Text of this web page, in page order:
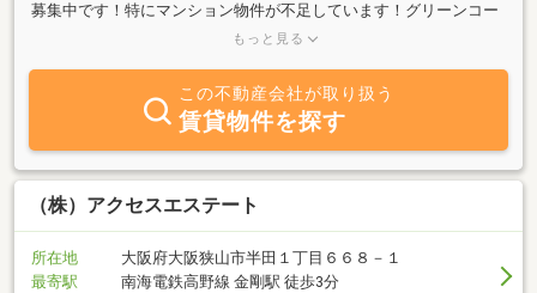
募集中です！特にマンション物件が不足しています！グリーンコー
ト・サンロード三石台でお買い求めのお客様がお待ちです。また、
台・小峰台・あやの台・光陽台・紀見ヶ丘・さつき台の一戸建ては
当店が得意なエリアです。是非、ご売却はお任せ下さい。
もっと見る
この不動産会社が取り扱う
賃貸物件を探す
（株）アクセスエステート
所在地
大阪府大阪狭山市半田１丁目６６８－１
最寄駅
南海電鉄高野線 金剛駅 徒歩3分